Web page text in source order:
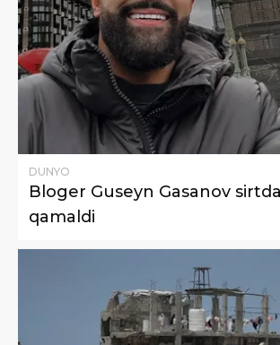
DUNYO
Bloger Guseyn Gasanov
qamaldi